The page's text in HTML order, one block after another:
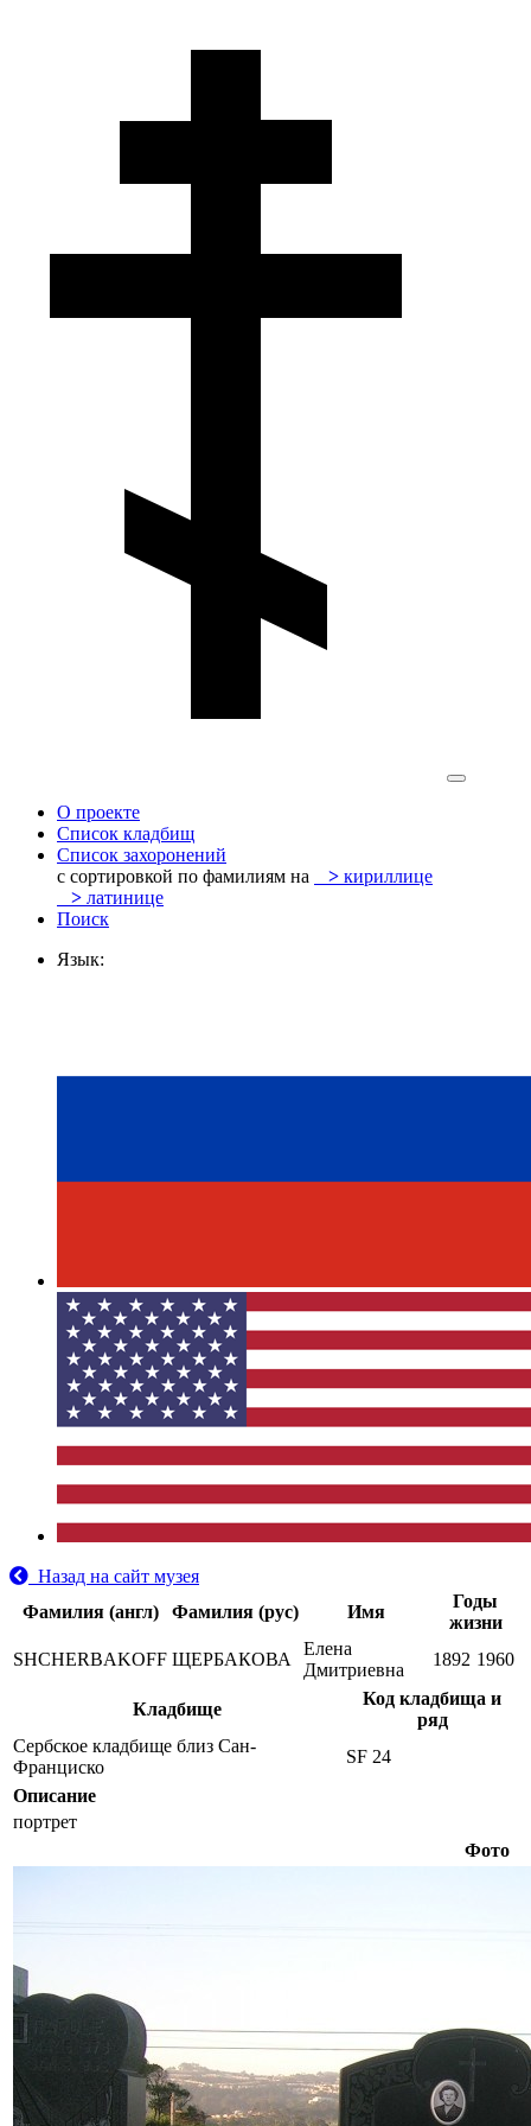
О проекте
Список кладбищ
Список захоронений
с сортировкой по фамилиям на
> кириллице
> латинице
Поиск
Язык:
Назад на сайт музея
Фамилия (англ)
Фамилия (рус) Имя
Годы
жизни
SHCHERBAKOFF ЩЕРБАКОВА
Елена
Дмитриевна
1892 1960
Кладбище
Код кладбища и
ряд
Сербское кладбище близ Сан-
Франциско
SF 24
Описание
портрет
Фото